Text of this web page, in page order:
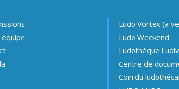
Ludo Vortex (à
Ludo Weekend
Ludothèque
Centre de
Coin du